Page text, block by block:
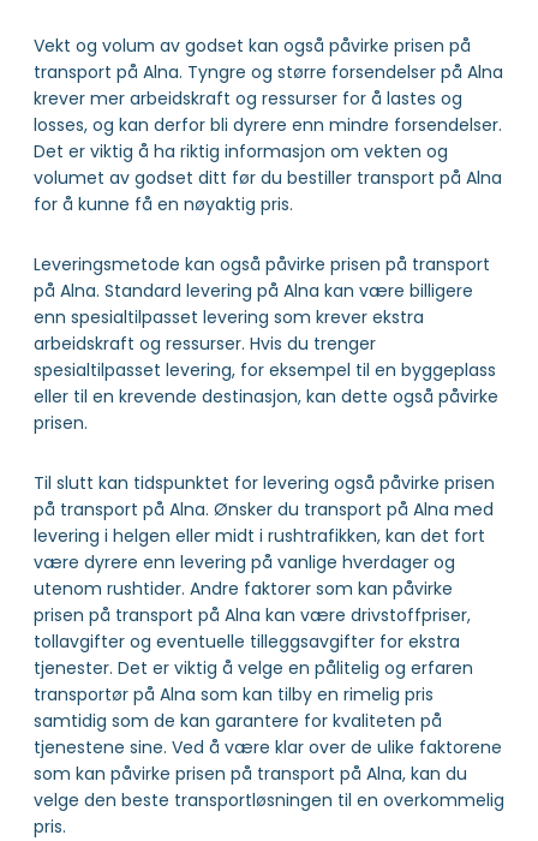
Vekt og volum av godset kan også påvirke prisen på
transport på Alna. Tyngre og større forsendelser på Alna
krever mer arbeidskraft og ressurser for å lastes og
losses, og kan derfor bli dyrere enn mindre forsendelser.
Det er viktig å ha riktig informasjon om vekten og
volumet av godset ditt før du bestiller transport på Alna
for å kunne få en nøyaktig pris.
Leveringsmetode kan også påvirke prisen på transport
på Alna. Standard levering på Alna kan være billigere
enn spesialtilpasset levering som krever ekstra
arbeidskraft og ressurser. Hvis du trenger
spesialtilpasset levering, for eksempel til en byggeplass
eller til en krevende destinasjon, kan dette også påvirke
prisen.
Til slutt kan tidspunktet for levering også påvirke prisen
på transport på Alna. Ønsker du transport på Alna med
levering i helgen eller midt i rushtrafikken, kan det fort
være dyrere enn levering på vanlige hverdager og
utenom rushtider. Andre faktorer som kan påvirke
prisen på transport på Alna kan være drivstoffpriser,
tollavgifter og eventuelle tilleggsavgifter for ekstra
tjenester. Det er viktig å velge en pålitelig og erfaren
transportør på Alna som kan tilby en rimelig pris
samtidig som de kan garantere for kvaliteten på
tjenestene sine. Ved å være klar over de ulike faktorene
som kan påvirke prisen på transport på Alna, kan du
velge den beste transportløsningen til en overkommelig
pris.